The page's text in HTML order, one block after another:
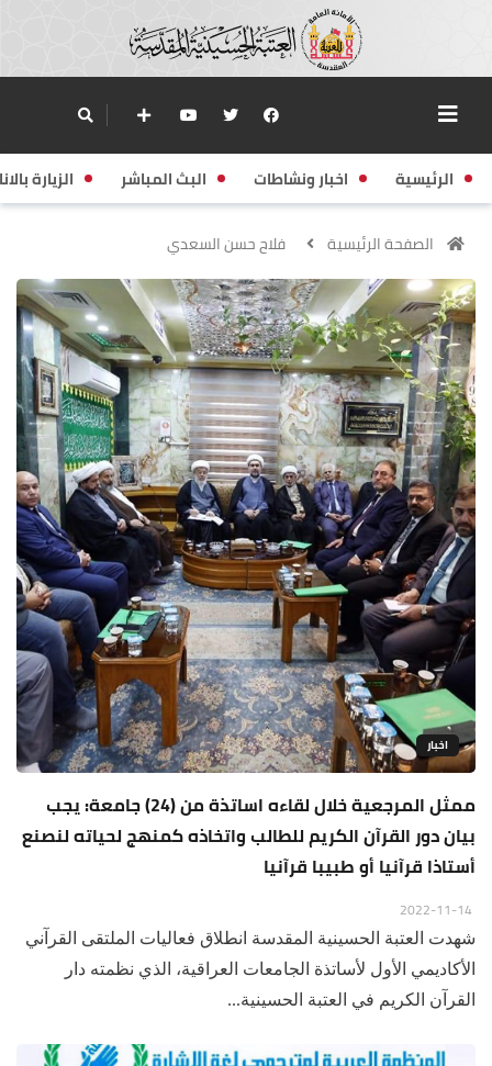
الرئيسية اخبار ونشاطات البث المباشر الزيارة
الصفحة الرئيسية فلاح حسن السعدي
اخبار
ممثل المرجعية خلال لقاءه اساتذة من (24) جامعة: يجب
بيان دور القرآن الكريم للطالب واتخاذه كمنهج لحياته لنصنع
أستاذا قرآنيا أو طبيبا قرآنيا
شهدت العتبة الحسينية المقدسة انطلاق فعاليات الملتقى القرآني
الأكاديمي الأول لأساتذة الجامعات العراقية، الذي نظمته دار
القرآن الكريم في العتبة الحسينية...